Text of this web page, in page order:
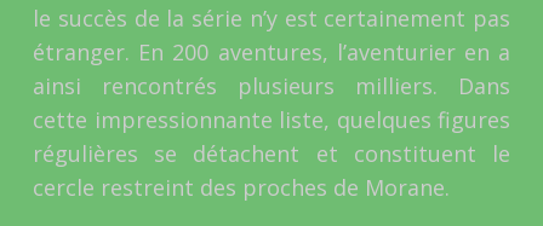
le succès de la série n’y est certainement pas
étranger. En 200 aventures, l’aventurier en a
ainsi rencontrés plusieurs milliers. Dans
cette impressionnante liste, quelques figures
régulières se détachent et constituent le
cercle restreint des proches de Morane.